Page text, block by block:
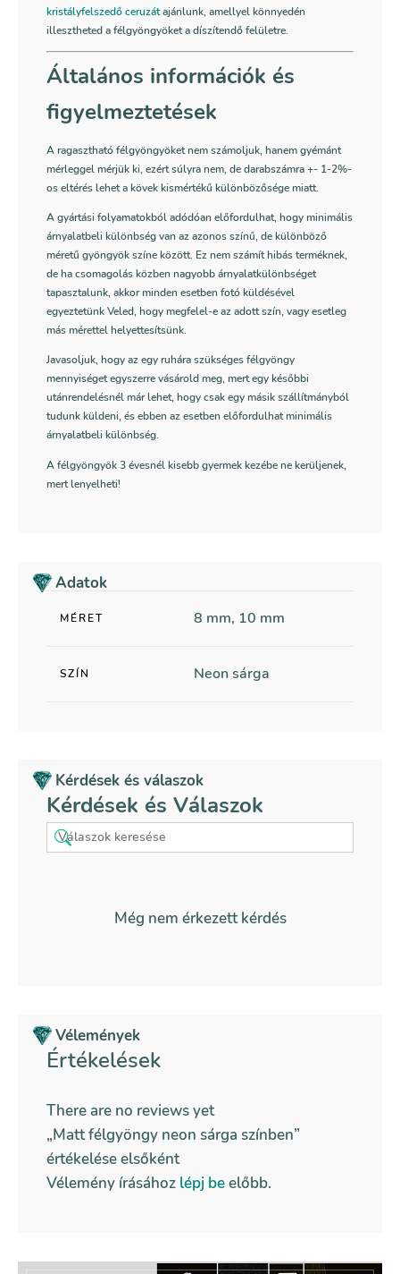
kristályfelszedő ceruzátajánlunk, amellyel könnyedén
illesztheted a félgyöngyöket a díszítendő felületre.
Általános információk és
figyelmeztetések
A ragasztható félgyöngyöket nem számoljuk, hanem gyémánt
mérleggel mérjük ki, ezért súlyra nem, de darabszámra +- 1-2%-
os eltérés lehet a kövek kismértékű különbözősége miatt.
A gyártási folyamatokból adódóan előfordulhat, hogy minimális
árnyalatbeli különbség van az azonos színű, de különböző
méretű gyöngyök színe között. Ez nem számít hibás terméknek,
de ha csomagolás közben nagyobb árnyalatkülönbséget
tapasztalunk, akkor minden esetben fotó küldésével
egyeztetünk Veled, hogy megfelel-e az adott szín, vagy esetleg
más mérettel helyettesítsünk.
Javasoljuk, hogy az egy ruhára szükséges félgyöngy
mennyiséget egyszerre vásárold meg, mert egy későbbi
utánrendelésnél már lehet, hogy csak egy másik szállítmányból
tudunk küldeni, és ebben az esetben előfordulhat minimális
árnyalatbeli különbség.
A félgyöngyök 3 évesnél kisebb gyermek kezébe ne kerüljenek,
mert lenyelheti!
Adatok
MÉRET 8 mm, 10 mm
SZÍN Neon sárga
Kérdések és válaszok
Kérdések és Válaszok
Még nem érkezett kérdés
Vélemények
Értékelések
There are no reviews yet
„Matt félgyöngy neon sárga színben”
értékelése elsőként
Vélemény írásához lépj beelőbb.